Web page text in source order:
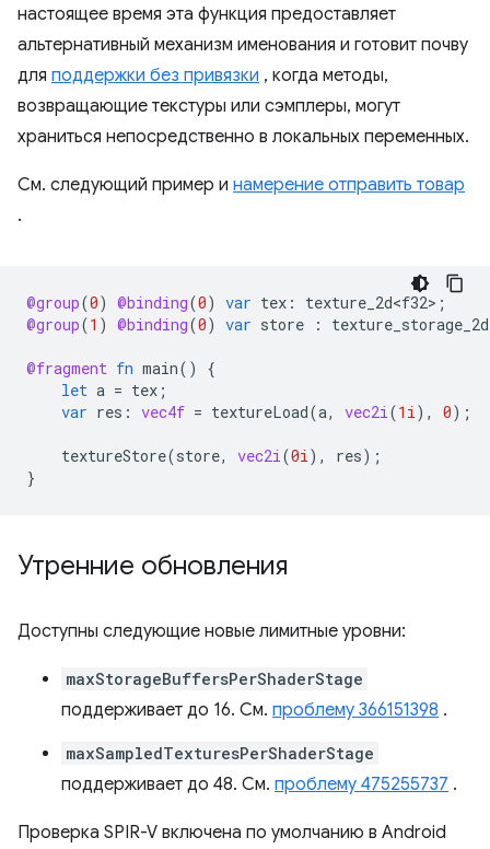
настоящее время эта функция предоставляет
альтернативный механизм именования и готовит почву
для поддержки без привязки , когда методы,
возвращающие текстуры или сэмплеры, могут
храниться непосредственно в локальных переменных.
См. следующий пример и намерение отправить товар
.
@group(0) @binding(0) var tex : texture_2d<f32> ;
@group(1 ) @binding(0) var store :
@fragment fn main()
{
let a = tex ;
var res : vec4f = textureLoad(a, vec2i(1i), 0);
textureStore(store, vec2i(0i), res);
}
Утренние обновления
Доступны следующие новые лимитные уровни:
maxStorageBuffersPerShaderStage
поддерживает до 16. См. проблему 366151398 .
maxSampledTexturesPerShaderStage
поддерживает до 48. См. проблему 475255737 .
Проверка SPIR-V включена по умолчанию в Android